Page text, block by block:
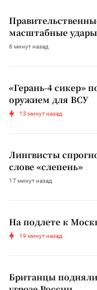
масштабные
6 минут назад
«Герань-4 сикер»
оружием для ВСУ
13 минут назад
Лингвисты
слове «слепень»
17 минут назад
На подлете к
19 минут назад
Британцы